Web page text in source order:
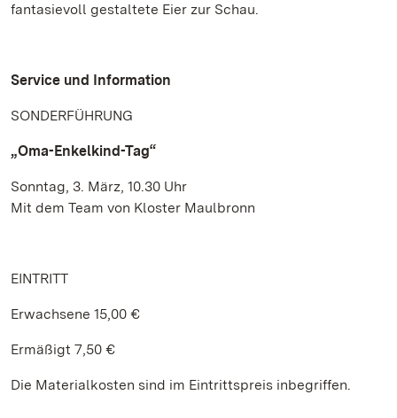
fantasievoll gestaltete Eier zur Schau.
Service und Information
SONDERFÜHRUNG
„Oma-Enkelkind-Tag“
Sonntag, 3. März, 10.30 Uhr
Mit dem Team von Kloster Maulbronn
EINTRITT
Erwachsene 15,00 €
Ermäßigt 7,50 €
Die Materialkosten sind im Eintrittspreis inbegriffen.